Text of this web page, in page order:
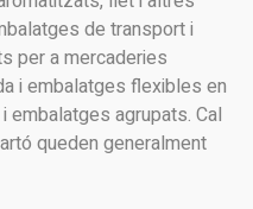
de transport i
per a mercaderies
i embalatges flexibles en
embalatges agrupats. Cal
queden generalment